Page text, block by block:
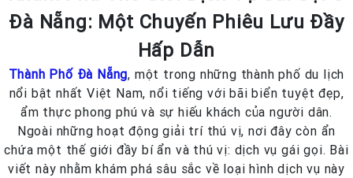
Đà Nẵng: Một Chuyến Phiêu Lưu Đầy
Hấp Dẫn
Thành Phố Đà Nẵng, một trong những thành phố du lịch
nổi bật nhất Việt Nam, nổi tiếng với bãi biển tuyệt đẹp,
ẩm thực phong phú và sự hiếu khách của người dân.
Ngoài những hoạt động giải trí thú vị, nơi đây còn ẩn
chứa một thế giới đầy bí ẩn và thú vị: dịch vụ gái gọi. Bài
viết này nhằm khám phá sâu sắc về loại hình dịch vụ này